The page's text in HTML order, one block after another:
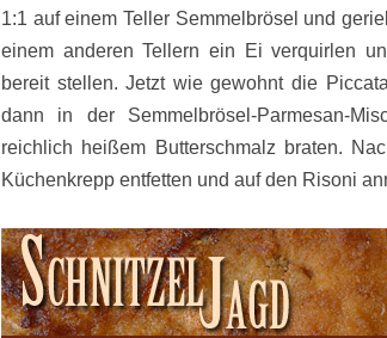
1:1 auf einem Teller Semmelbrösel und
einem anderen Tellern ein Ei verquirlen
bereit stellen. Jetzt wie gewohnt die
dann in der Semmelbrösel-Parmesan-
reichlich heißem Butterschmalz braten.
Küchenkrepp entfetten und auf den Risoni